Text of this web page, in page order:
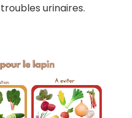
urinaires.